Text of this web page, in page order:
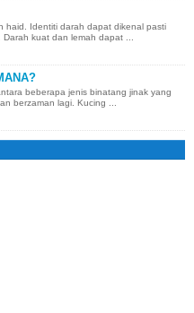
haid. Identiti darah dapat dikenal pasti
kuat dan lemah dapat ...
beberapa jenis binatang jinak yang
berzaman lagi. Kucing ...